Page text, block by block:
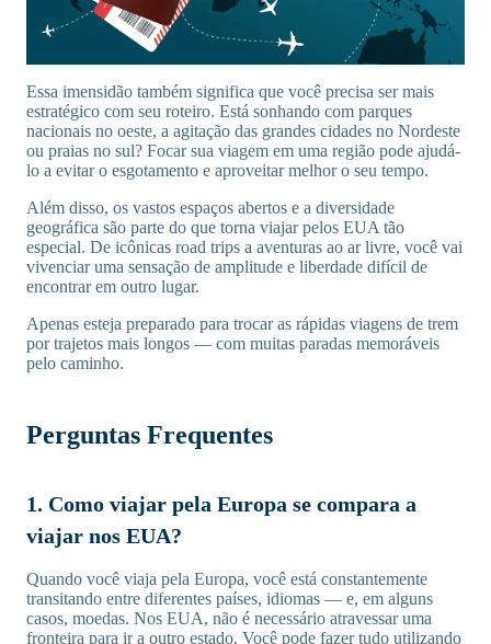
Essa imensidão também significa que você precisa ser mais
estratégico com seu roteiro. Está sonhando com parques
nacionais no oeste, a agitação das grandes cidades no Nordeste
ou praias no sul? Focar sua viagem em uma região pode ajudá-
lo a evitar o esgotamento e aproveitar melhor o seu tempo.
Além disso, os vastos espaços abertos e a diversidade
geográfica são parte do que torna viajar pelos EUA tão
especial. De icônicas road trips a aventuras ao ar livre, você vai
vivenciar uma sensação de amplitude e liberdade difícil de
encontrar em outro lugar.
Apenas esteja preparado para trocar as rápidas viagens de trem
por trajetos mais longos — com muitas paradas memoráveis
pelo caminho.
Perguntas Frequentes
1. Como viajar pela Europa se compara a
viajar nos EUA?
Quando você viaja pela Europa, você está constantemente
transitando entre diferentes países, idiomas — e, em alguns
casos, moedas. Nos EUA, não é necessário atravessar uma
fronteira para ir a outro estado. Você pode fazer tudo utilizando